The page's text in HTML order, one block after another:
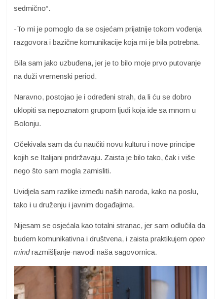
sedmično“.
-To mi je pomoglo da se osjećam prijatnije tokom vođenja
razgovora i bazične komunikacije koja mi je bila potrebna.
Bila sam jako uzbuđena, jer je to bilo moje prvo putovanje
na duži vremenski period.
Naravno, postojao je i određeni strah, da li ću se dobro
uklopiti sa nepoznatom grupom ljudi koja ide sa mnom u
Bolonju.
Očekivala sam da ću naučiti novu kulturu i nove principe
kojih se Italijani pridržavaju. Zaista je bilo tako, čak i više
nego što sam mogla zamisliti.
Uvidjela sam razlike između naših naroda, kako na poslu,
tako i u druženju i javnim događajima.
Nijesam se osjećala kao totalni stranac, jer sam odlučila da
budem komunikativna i društvena, i zaista praktikujem open
mindrazmišljanje-navodi naša sagovornica.